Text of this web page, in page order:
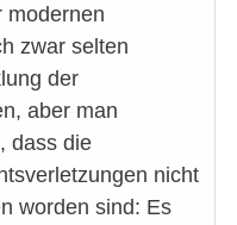
modernen
zwar selten
der
aber man
dass die
nicht
worden sind: Es